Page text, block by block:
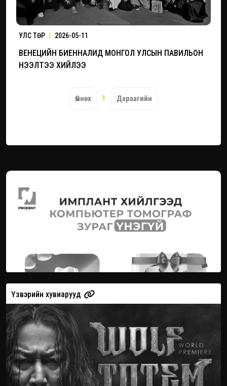
УЛС ТӨР 2026-05-11
ВЕНЕЦИЙН БИЕННАЛИД МОНГОЛ УЛСЫН ПАВИЛЬОН
НЭЭЛТЭЭ ХИЙЛЭЭ
Өмнөх 1 Дараагийн
Үзвэрийн хувиарууд